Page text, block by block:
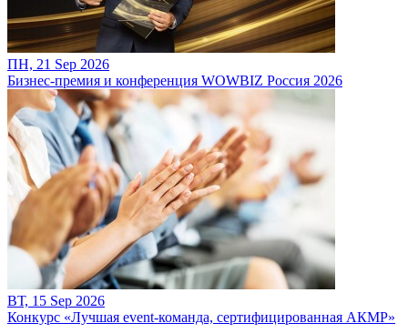
ПН, 21 Sep 2026
Бизнес-премия и конференция WOWBIZ Россия 2026
ВТ, 15 Sep 2026
Конкурс «Лучшая event-команда, сертифицированная АКМР»